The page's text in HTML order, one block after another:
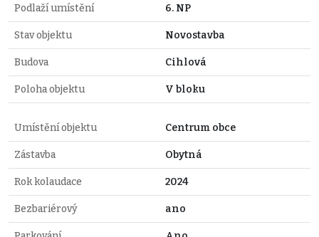
Podlaží umístění 6. NP
Stav objektu Novostavba
Budova Cihlová
Poloha objektu V bloku
Umístění objektu Centrum obce
Zástavba Obytná
Rok kolaudace 2024
Bezbariérový ano